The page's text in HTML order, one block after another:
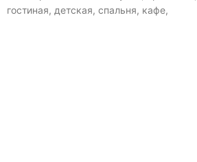
гостиная, детская, спальня, кафе,